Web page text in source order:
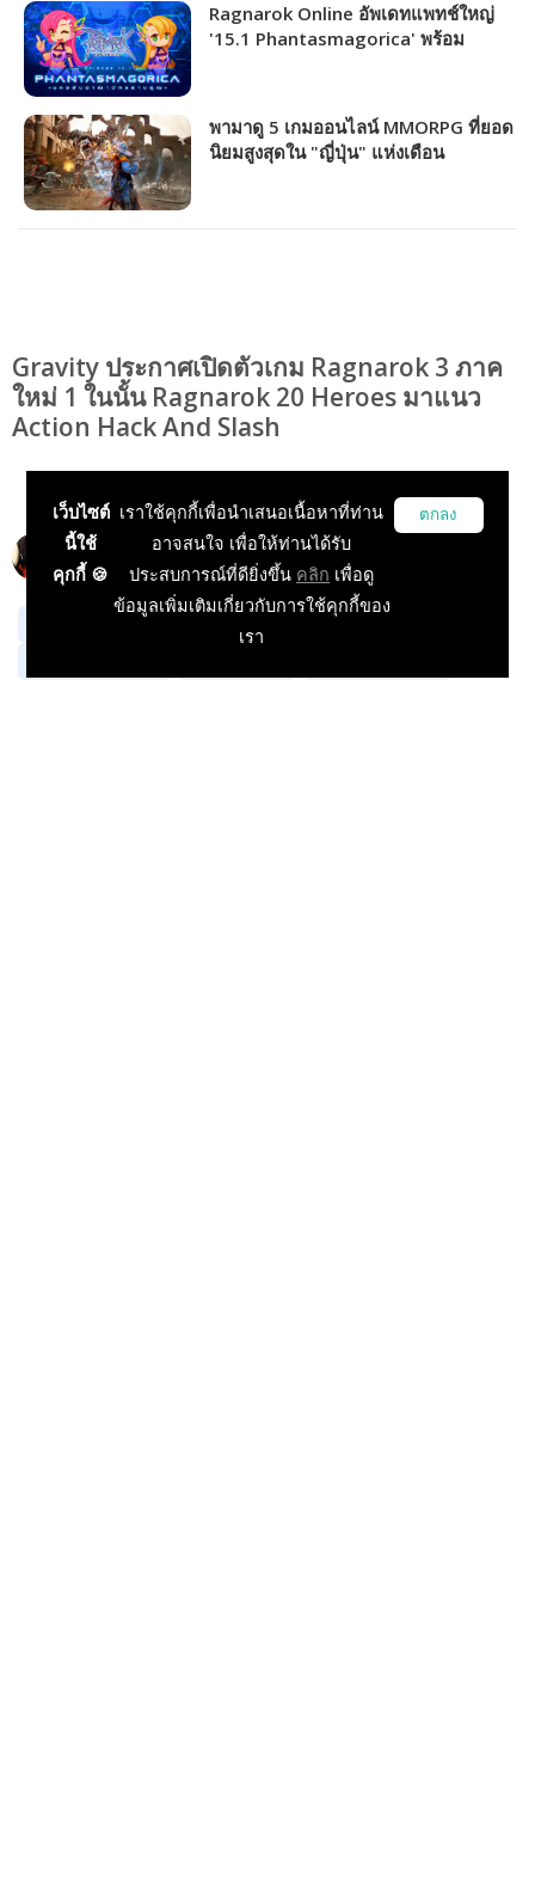
Ragnarok Online อัพเดทแพทช์ใหญ่
'15.1 Phantasmagorica' พร้อม
พามาดู 5 เกมออนไลน์ MMORPG ที่ยอด
นิยมสูงสุดใน "ญี่ปุ่น" แห่งเดือน
Gravity ประกาศเปิดตัวเกม Ragnarok 3 ภาค
ใหม่ 1 ในนั้น Ragnarok 20 Heroes มาแนว
Action Hack And Slash
onkami
04 Aug 2023, 15:45:00
เว็บไซต์
นี้ใช้
คุกกี้ 🍪
เราใช้คุกกี้เพื่อนำเสนอเนื้อหาที่ท่าน
อาจสนใจ เพื่อให้ท่านได้รับ
ประสบการณ์ที่ดียิ่งขึ้น คลิก เพื่อดู
ข้อมูลเพิ่มเติมเกี่ยวกับการใช้คุกกี้ของ
เรา
ตกลง